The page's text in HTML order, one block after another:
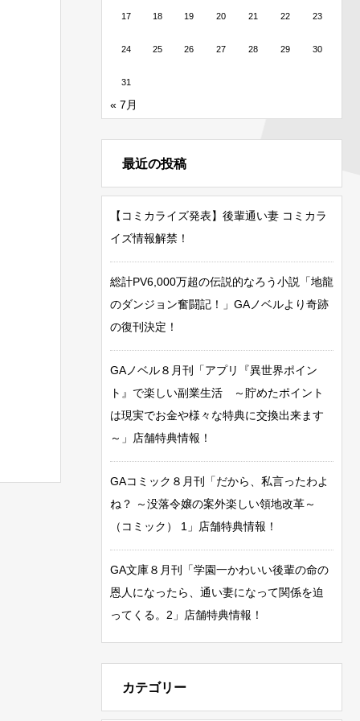
17 18 19 20 21 22 23
24 25 26 27 28 29 30
31
« 7月
最近の投稿
【コミカライズ発表】後輩通い妻 コミカラ
イズ情報解禁！
総計PV6,000万超の伝説的なろう小説「地龍
のダンジョン奮闘記！」GAノベルより奇跡
の復刊決定！
GAノベル８月刊「アプリ『異世界ポイン
ト』で楽しい副業生活 ～貯めたポイント
は現実でお金や様々な特典に交換出来ます
～」店舗特典情報！
GAコミック８月刊「だから、私言ったわよ
ね？ ～没落令嬢の案外楽しい領地改革～
（コミック） 1」店舗特典情報！
GA文庫８月刊「学園一かわいい後輩の命の
恩人になったら、通い妻になって関係を迫
ってくる。2」店舗特典情報！
カテゴリー